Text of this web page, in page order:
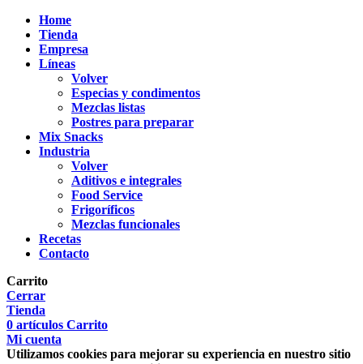
Home
Tienda
Empresa
Líneas
Volver
Especias y condimentos
Mezclas listas
Postres para preparar
Mix Snacks
Industria
Volver
Aditivos e integrales
Food Service
Frigoríficos
Mezclas funcionales
Recetas
Contacto
Carrito
Cerrar
Tienda
0 artículos Carrito
Mi cuenta
Utilizamos cookies para mejorar su experiencia en nuestro sitio